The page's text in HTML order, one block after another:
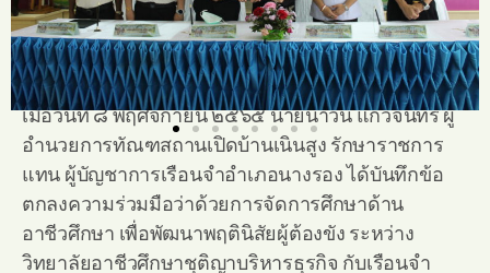
เมื่อวันที่ ๘ พฤศจิกายน ๒๕๖๕ นายนาวิน แก้วจันทร์ ผู้
อำนวยการทัณฑสถานเปิดบ้านเนินสูง รักษาราชการ
แทน ผู้บัญชาการเรือนจำอำเภอนางรอง ได้บันทึกข้อ
ตกลงความร่วมมือว่าด้วยการจัดการศึกษาด้าน
อาชีวศึกษา เพื่อพัฒนาพฤตินิสัยผู้ต้องขัง ระหว่าง
วิทยาลัยอาชีวศึกษาชุติญาบริหารธุรกิจ กับเรือนจำ